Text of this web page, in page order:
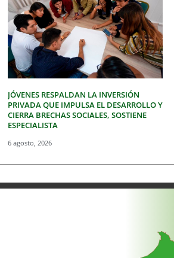
JÓVENES RESPALDAN LA INVERSIÓN
PRIVADA QUE IMPULSA EL DESARROLLO Y
CIERRA BRECHAS SOCIALES, SOSTIENE
ESPECIALISTA
6 agosto, 2026